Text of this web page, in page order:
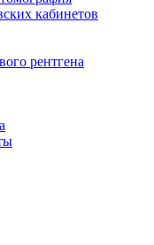
кабинетов
рентгена